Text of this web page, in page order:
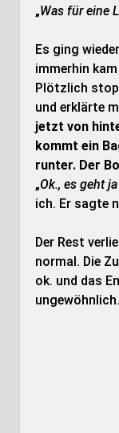
„Was für eine
Es ging
immerhin
Plötzlich
und erklärte
jetzt von
kommt ein
runter. Der
„Ok., es geht
ich. Er sagte
Der Rest
normal. Die
ok. und das
ungewöhnlich.